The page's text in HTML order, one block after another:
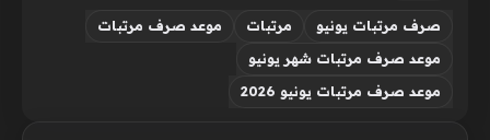
صرف مرتبات يونيو مرتبات
موعد صرف مرتبات
موعد صرف مرتبات شهر يونيو
موعد صرف مرتبات يونيو 2026